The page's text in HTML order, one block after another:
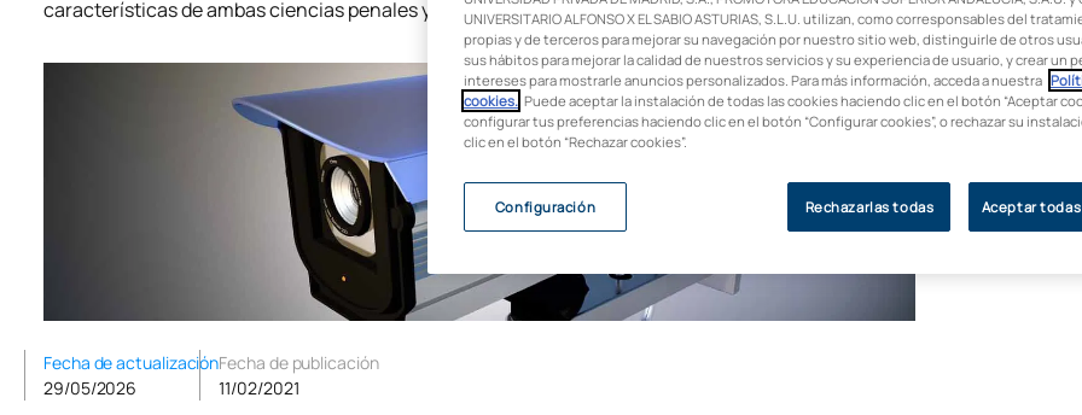
características de ambas ciencias penales y sus principales diferencias.
Fecha de actualización
29/05/2026
Fecha de publicación
11/02/2021
UNIVERSITARIO ALFONSO X EL SABIO ASTURIAS, S.L.U. utilizan, como corresponsables del
propias y de terceros para mejorar su navegación por nuestro sitio web, distinguirle de otros
sus hábitos para mejorar la calidad de nuestros servicios y su experiencia de usuario, y crear un
intereses para mostrarle anuncios personalizados. Para más información, acceda a nuestra
cookies. . Puede aceptar la instalación de todas las cookies haciendo clic en el botón “Aceptar
configurar tus preferencias haciendo clic en el botón “Configurar cookies”, o rechazar su
clic en el botón “Rechazar cookies”.
Rechazarlas todas Aceptar
Configuración